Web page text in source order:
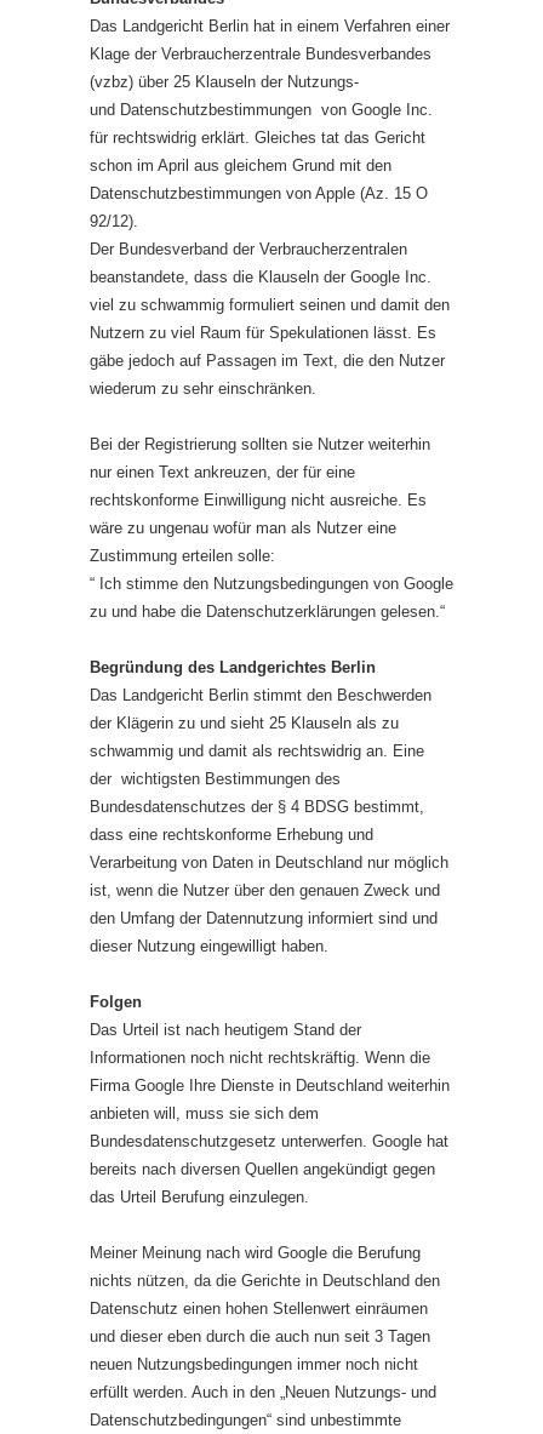
Das Landgericht Berlin hat in einem Verfahren einer
Klage der Verbraucherzentrale Bundesverbandes
(vzbz) über 25 Klauseln der Nutzungs-
und Datenschutzbestimmungen von Google Inc.
für rechtswidrig erklärt. Gleiches tat das Gericht
schon im April aus gleichem Grund mit den
Datenschutzbestimmungen von Apple (Az. 15 O
92/12).
Der Bundesverband der Verbraucherzentralen
beanstandete, dass die Klauseln der Google Inc.
viel zu schwammig formuliert seinen und damit den
Nutzern zu viel Raum für Spekulationen lässt. Es
gäbe jedoch auf Passagen im Text, die den Nutzer
wiederum zu sehr einschränken.
Bei der Registrierung sollten sie Nutzer weiterhin
nur einen Text ankreuzen, der für eine
rechtskonforme Einwilligung nicht ausreiche. Es
wäre zu ungenau wofür man als Nutzer eine
Zustimmung erteilen solle:
“ Ich stimme den Nutzungsbedingungen von Google
zu und habe die Datenschutzerklärungen gelesen.“
Begründung des Landgerichtes Berlin
Das Landgericht Berlin stimmt den Beschwerden
der Klägerin zu und sieht 25 Klauseln als zu
schwammig und damit als rechtswidrig an. Eine
der wichtigsten Bestimmungen des
Bundesdatenschutzes der § 4 BDSG bestimmt,
dass eine rechtskonforme Erhebung und
Verarbeitung von Daten in Deutschland nur möglich
ist, wenn die Nutzer über den genauen Zweck und
den Umfang der Datennutzung informiert sind und
dieser Nutzung eingewilligt haben.
Folgen
Das Urteil ist nach heutigem Stand der
Informationen noch nicht rechtskräftig. Wenn die
Firma Google Ihre Dienste in Deutschland weiterhin
anbieten will, muss sie sich dem
Bundesdatenschutzgesetz unterwerfen. Google hat
bereits nach diversen Quellen angekündigt gegen
das Urteil Berufung einzulegen.
Meiner Meinung nach wird Google die Berufung
nichts nützen, da die Gerichte in Deutschland den
Datenschutz einen hohen Stellenwert einräumen
und dieser eben durch die auch nun seit 3 Tagen
neuen Nutzungsbedingungen immer noch nicht
erfüllt werden. Auch in den „Neuen Nutzungs- und
Datenschutzbedingungen“ sind unbestimmte